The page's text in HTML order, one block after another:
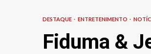
DESTAQUE ENTRETENIMENTO
Fiduma &